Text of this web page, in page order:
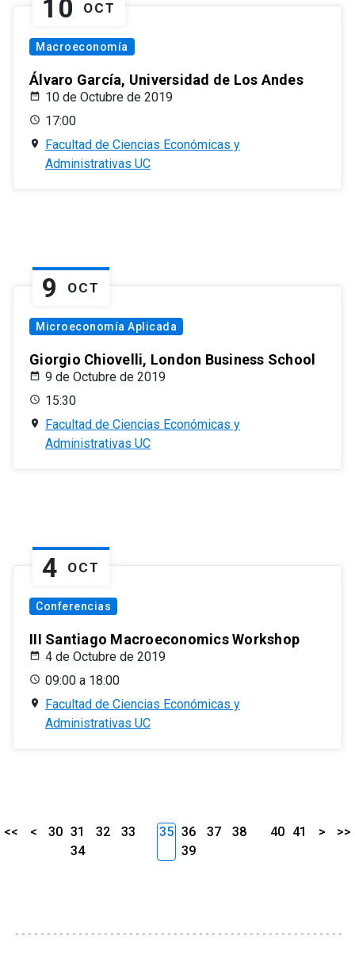
10 OCT
Macroeconomía
Álvaro García, Universidad de Los Andes
10 de Octubre de 2019
17:00
Facultad de Ciencias Económicas y
Administrativas UC
9 OCT
Microeconomía Aplicada
Giorgio Chiovelli, London Business School
9 de Octubre de 2019
15:30
Facultad de Ciencias Económicas y
Administrativas UC
4 OCT
Conferencias
III Santiago Macroeconomics Workshop
4 de Octubre de 2019
09:00 a 18:00
Facultad de Ciencias Económicas y
Administrativas UC
<< < 30 31 32
33
34
35 36 37
38
39
40 41 > >>